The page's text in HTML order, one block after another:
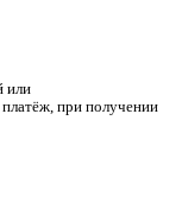
или
при получении